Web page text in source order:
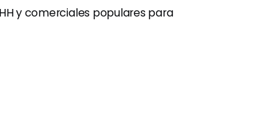
y comerciales populares para